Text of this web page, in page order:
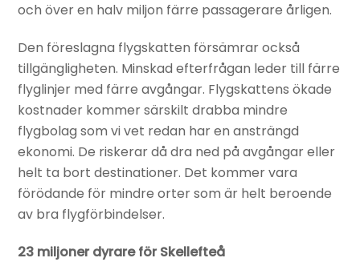
och över en halv miljon färre passagerare årligen.
Den föreslagna flygskatten försämrar också
tillgängligheten. Minskad efterfrågan leder till färre
flyglinjer med färre avgångar. Flygskattens ökade
kostnader kommer särskilt drabba mindre
flygbolag som vi vet redan har en ansträngd
ekonomi. De riskerar då dra ned på avgångar eller
helt ta bort destinationer. Det kommer vara
förödande för mindre orter som är helt beroende
av bra flygförbindelser.
23 miljoner dyrare för Skellefteå